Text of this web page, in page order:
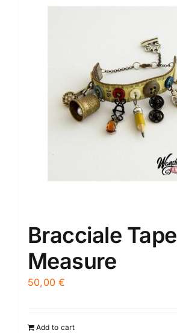
Bracciale Tape
Measure
50,00€
Add to cart